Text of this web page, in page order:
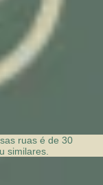
as ruas é de 30
similares.